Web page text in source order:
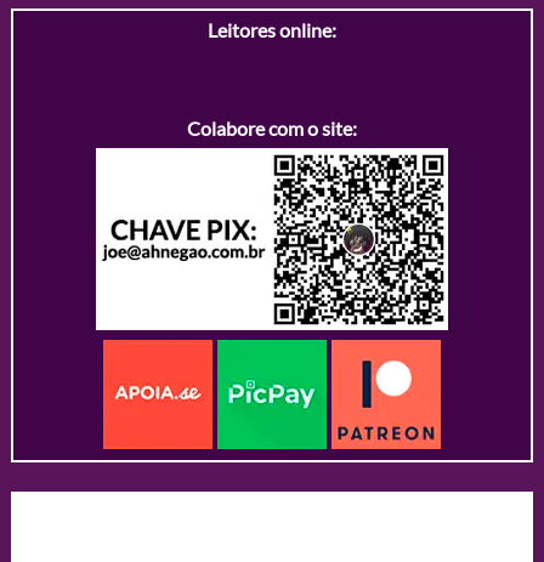
Leitores online:
Colabore com o site: